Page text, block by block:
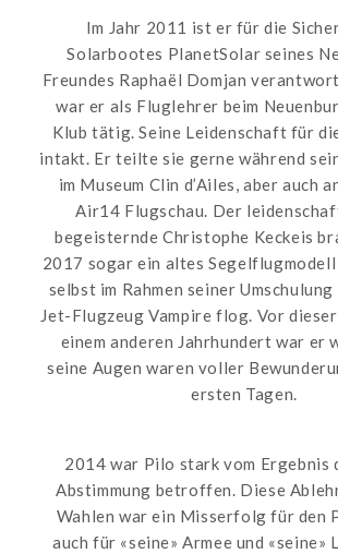
Im Jahr 2011 ist er für die
Solarbootes PlanetSolar seines
Freundes Raphaël Domjan
war er als Fluglehrer beim
Klub tätig. Seine Leidenschaft für
intakt. Er teilte sie gerne während
im Museum Clin d’Ailes, aber auch
Air14 Flugschau. Der
begeisternde Christophe Keckeis
2017 sogar ein altes Segelflugmodell
selbst im Rahmen seiner
Jet-Flugzeug Vampire flog. Vor
einem anderen Jahrhundert war er
seine Augen waren voller
ersten Tagen.
2014 war Pilo stark vom Ergebnis
Abstimmung betroffen. Diese
Wahlen war ein Misserfolg für den
auch für «seine» Armee und «seine»